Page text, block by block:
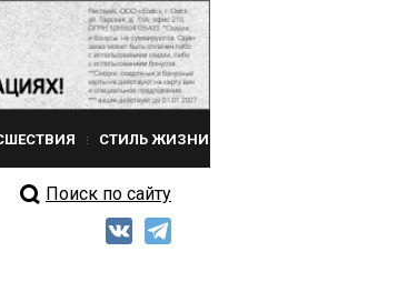
СТИЛЬ ЖИЗНИ
Поиск по сайту